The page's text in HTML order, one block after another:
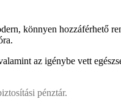
könnyen hozzáférhető
az igénybe vett
pénztár.